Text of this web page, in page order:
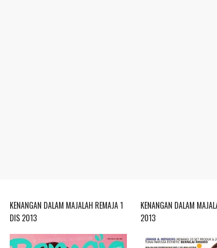
KENANGAN DALAM MAJALAH REMAJA 1
DIS 2013
KENANGAN DALAM
2013